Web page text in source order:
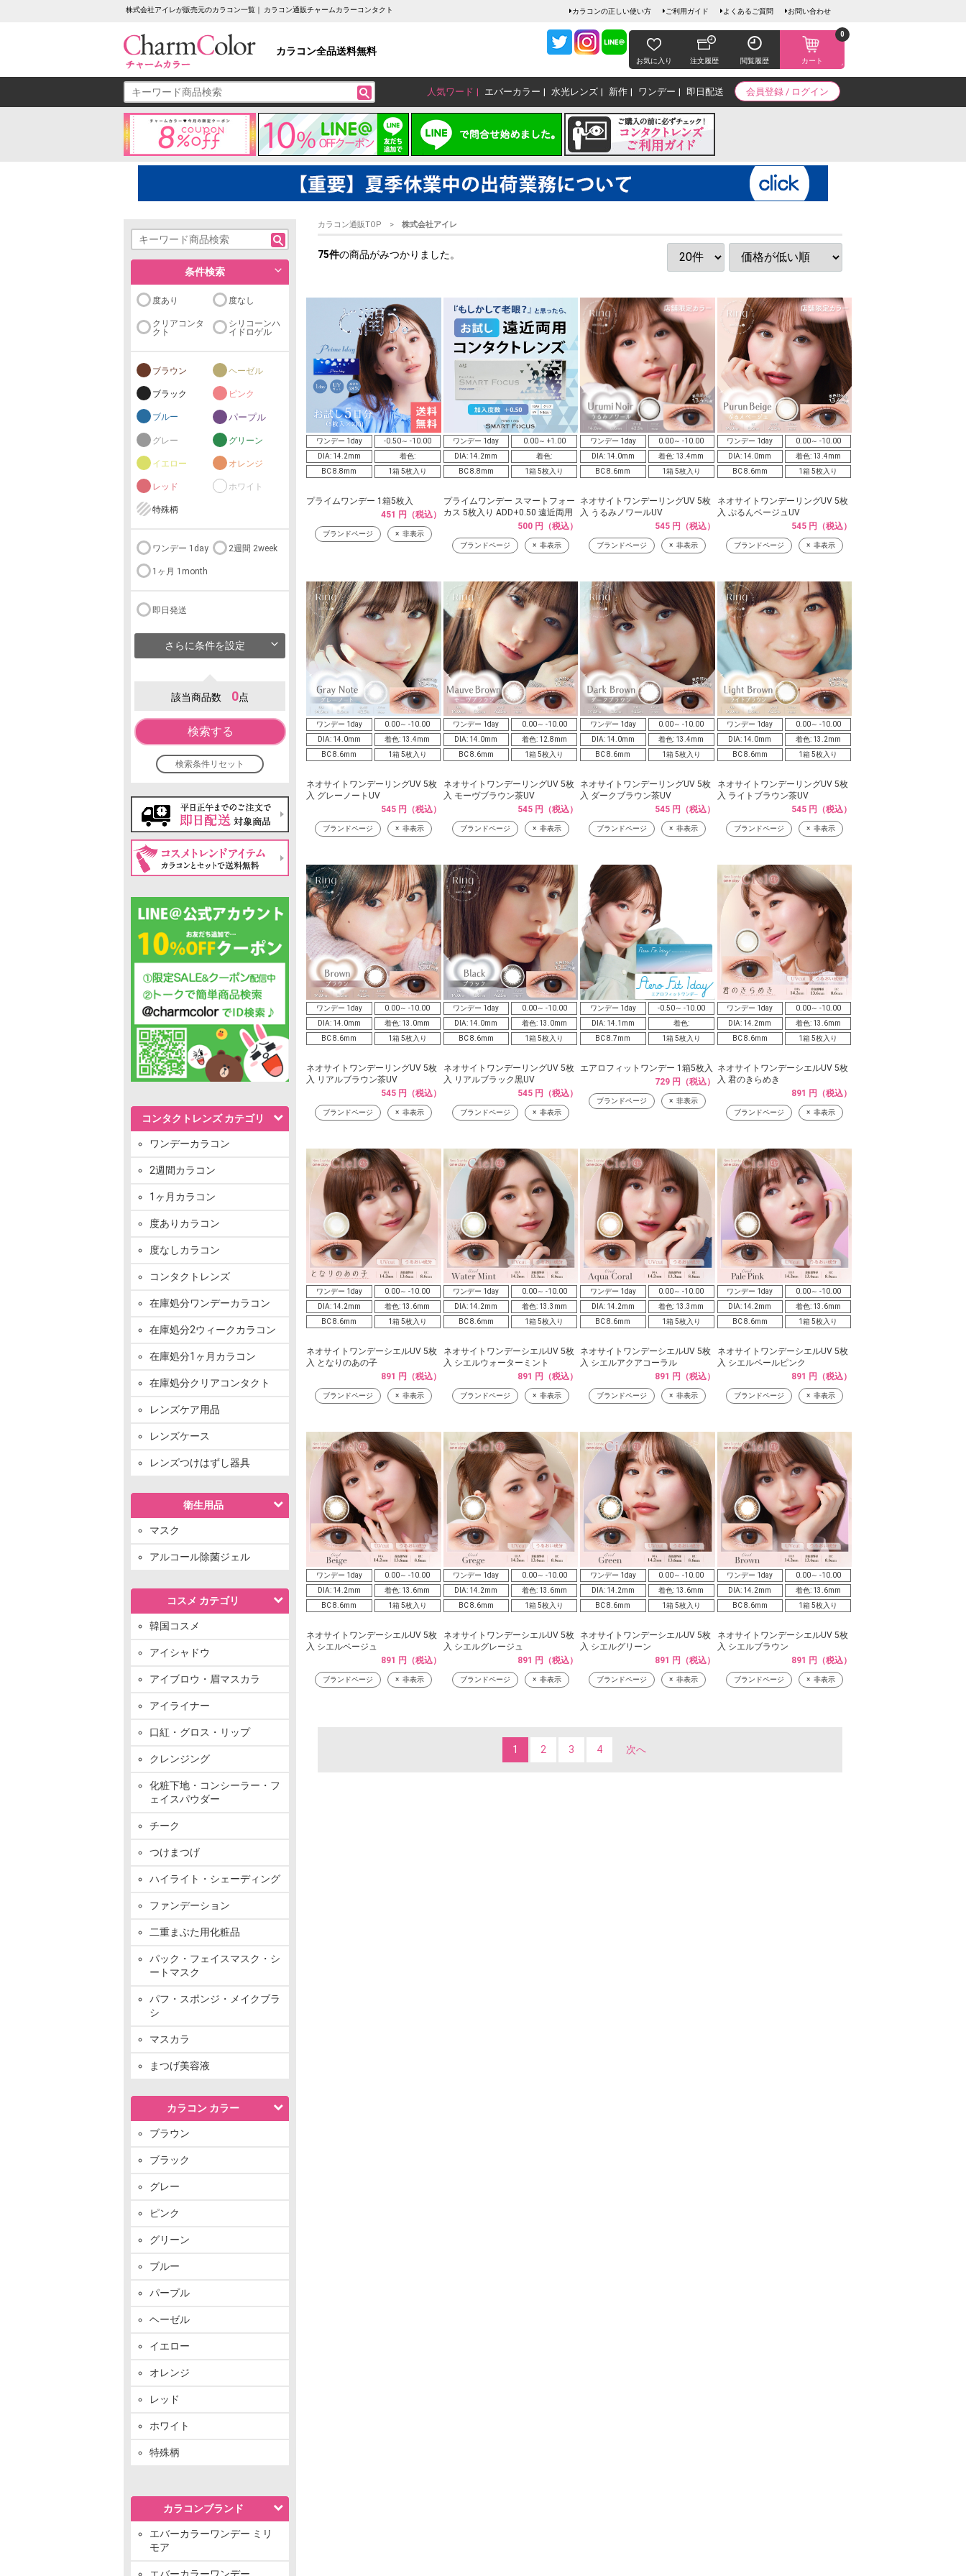
株式会社アイレが販売元のカラコン一覧｜ カラコン通販チャームカラーコンタクト カラコンの正しい使い方 ご利用ガイド よくあるご質問 お問い合わせ
カラコン全品送料無料
お気に入り 注文履歴 閲覧履歴 カート
0
会員登録 / ログイン
人気ワード エバーカラー 水光レンズ 新作 ワンデー 即日配送
条件検索
度あり 度なし
クリアコンタ
クト
シリコーンハ
イドロゲル
ブラウン ヘーゼル
ブラック ピンク
ブルー パープル
グレー グリーン
イエロー オレンジ
レッド ホワイト
特殊柄
ワンデー 1day 2週間 2week
1ヶ月 1month
即日発送
さらに条件を設定
該当商品数 0点
検索する
検索条件リセット
コンタクトレンズ カテゴリ
ワンデーカラコン
2週間カラコン
1ヶ月カラコン
度ありカラコン
度なしカラコン
コンタクトレンズ
在庫処分ワンデーカラコン
在庫処分2ウィークカラコン
在庫処分1ヶ月カラコン
在庫処分クリアコンタクト
レンズケア用品
レンズケース
レンズつけはずし器具
衛生用品
マスク
アルコール除菌ジェル
コスメ カテゴリ
韓国コスメ
アイシャドウ
アイブロウ・眉マスカラ
アイライナー
口紅・グロス・リップ
クレンジング
化粧下地・コンシーラー・フ
ェイスパウダー
チーク
つけまつげ
ハイライト・シェーディング
ファンデーション
二重まぶた用化粧品
パック・フェイスマスク・シ
ートマスク
パフ・スポンジ・メイクブラ
シ
マスカラ
まつげ美容液
カラコン カラー
ブラウン
ブラック
グレー
ピンク
グリーン
ブルー
パープル
ヘーゼル
イエロー
オレンジ
レッド
ホワイト
特殊柄
カラコンブランド
エバーカラーワンデー ミリ
モア
エバーカラーワンデー
カラコン通販TOP 株式会社アイレ
75件の商品がみつかりました。
ワンデー 1day
-0.50～ -10.00
DIA: 14.2mm
着色:
BC 8.8mm
1箱 5枚入り
プライムワンデー 1箱5枚入
451 円（税込）
ブランドページ 非表示
ワンデー 1day
0.00～ +1.00
DIA: 14.2mm
着色:
BC 8.8mm
1箱 5枚入り
プライムワンデー スマートフォー
カス 5枚入り ADD+0.50 遠近両用
500 円（税込）
ブランドページ 非表示
ワンデー 1day
0.00～ -10.00
DIA: 14.0mm
着色: 13.4mm
BC 8.6mm
1箱 5枚入り
ネオサイトワンデーリングUV 5枚
入 うるみノワールUV
545 円（税込）
ブランドページ 非表示
ワンデー 1day
0.00～ -10.00
DIA: 14.0mm
着色: 13.4mm
BC 8.6mm
1箱 5枚入り
ネオサイトワンデーリングUV 5枚
入 ぷるんベージュUV
545 円（税込）
ブランドページ 非表示
ワンデー 1day
0.00～ -10.00
DIA: 14.0mm
着色: 13.4mm
BC 8.6mm
1箱 5枚入り
ネオサイトワンデーリングUV 5枚
入 グレーノートUV
545 円（税込）
ブランドページ 非表示
ワンデー 1day
0.00～ -10.00
DIA: 14.0mm
着色: 12.8mm
BC 8.6mm
1箱 5枚入り
ネオサイトワンデーリングUV 5枚
入 モーヴブラウン茶UV
545 円（税込）
ブランドページ 非表示
ワンデー 1day
0.00～ -10.00
DIA: 14.0mm
着色: 13.4mm
BC 8.6mm
1箱 5枚入り
ネオサイトワンデーリングUV 5枚
入 ダークブラウン茶UV
545 円（税込）
ブランドページ 非表示
ワンデー 1day
0.00～ -10.00
DIA: 14.0mm
着色: 13.2mm
BC 8.6mm
1箱 5枚入り
ネオサイトワンデーリングUV 5枚
入 ライトブラウン茶UV
545 円（税込）
ブランドページ 非表示
ワンデー 1day
0.00～ -10.00
DIA: 14.0mm
着色: 13.0mm
BC 8.6mm
1箱 5枚入り
ネオサイトワンデーリングUV 5枚
入 リアルブラウン茶UV
545 円（税込）
ブランドページ 非表示
ワンデー 1day
0.00～ -10.00
DIA: 14.0mm
着色: 13.0mm
BC 8.6mm
1箱 5枚入り
ネオサイトワンデーリングUV 5枚
入 リアルブラック黒UV
545 円（税込）
ブランドページ 非表示
ワンデー 1day
-0.50～ -10.00
DIA: 14.1mm
着色:
BC 8.7mm
1箱 5枚入り
エアロフィットワンデー 1箱5枚入
729 円（税込）
ブランドページ 非表示
ワンデー 1day
0.00～ -10.00
DIA: 14.2mm
着色: 13.6mm
BC 8.6mm
1箱 5枚入り
ネオサイトワンデーシエルUV 5枚
入 君のきらめき
891 円（税込）
ブランドページ 非表示
ワンデー 1day
0.00～ -10.00
DIA: 14.2mm
着色: 13.6mm
BC 8.6mm
1箱 5枚入り
ネオサイトワンデーシエルUV 5枚
入 となりのあの子
891 円（税込）
ブランドページ 非表示
ワンデー 1day
0.00～ -10.00
DIA: 14.2mm
着色: 13.3mm
BC 8.6mm
1箱 5枚入り
ネオサイトワンデーシエルUV 5枚
入 シエルウォーターミント
891 円（税込）
ブランドページ 非表示
ワンデー 1day
0.00～ -10.00
DIA: 14.2mm
着色: 13.3mm
BC 8.6mm
1箱 5枚入り
ネオサイトワンデーシエルUV 5枚
入 シエルアクアコーラル
891 円（税込）
ブランドページ 非表示
ワンデー 1day
0.00～ -10.00
DIA: 14.2mm
着色: 13.6mm
BC 8.6mm
1箱 5枚入り
ネオサイトワンデーシエルUV 5枚
入 シエルペールピンク
891 円（税込）
ブランドページ 非表示
ワンデー 1day
0.00～ -10.00
DIA: 14.2mm
着色: 13.6mm
BC 8.6mm
1箱 5枚入り
ネオサイトワンデーシエルUV 5枚
入 シエルベージュ
891 円（税込）
ブランドページ 非表示
ワンデー 1day
0.00～ -10.00
DIA: 14.2mm
着色: 13.6mm
BC 8.6mm
1箱 5枚入り
ネオサイトワンデーシエルUV 5枚
入 シエルグレージュ
891 円（税込）
ブランドページ 非表示
ワンデー 1day
0.00～ -10.00
DIA: 14.2mm
着色: 13.6mm
BC 8.6mm
1箱 5枚入り
ネオサイトワンデーシエルUV 5枚
入 シエルグリーン
891 円（税込）
ブランドページ 非表示
ワンデー 1day
0.00～ -10.00
DIA: 14.2mm
着色: 13.6mm
BC 8.6mm
1箱 5枚入り
ネオサイトワンデーシエルUV 5枚
入 シエルブラウン
891 円（税込）
ブランドページ 非表示
1 2 3 4 次へ